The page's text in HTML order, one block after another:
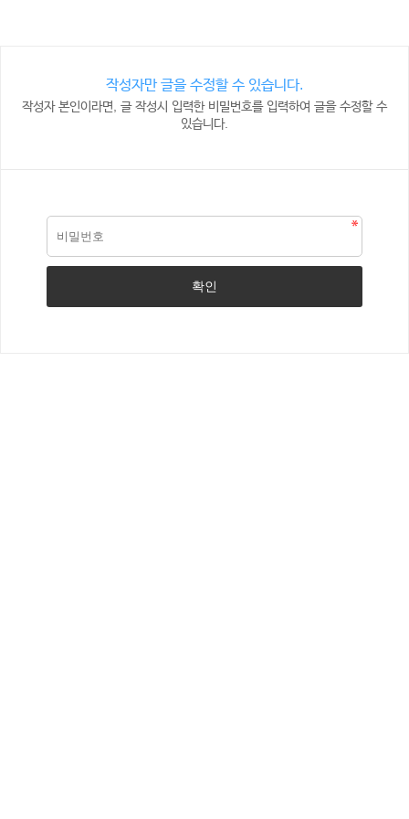
작성자만 글을 수정할 수 있습니다.
작성자 본인이라면, 글 작성시 입력한 비밀번호를 입력하여 글을 수정할 수
있습니다.